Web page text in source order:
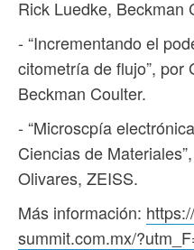
Rick Luedke, Beckman
- “Incrementando el
citometría de flujo”, por
Beckman Coulter.
- “Microscpía
Ciencias de
Olivares, ZEISS.
Más información:
summit.com.mx/